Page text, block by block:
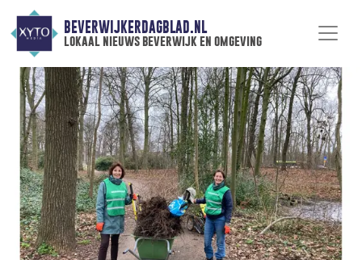
BEVERWIJKERDAGBLAD.NL
lokaal nieuws beverwijk en omgeving